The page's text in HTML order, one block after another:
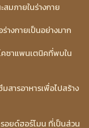
มภายในร่างกาย
างกายเป็นอย่างมาก
คซาแพนเตนิคที่พบใน
สารอาหารเพื่อไปสร้าง
อยด์ฮอร์โมน ที่เป็นส่วน